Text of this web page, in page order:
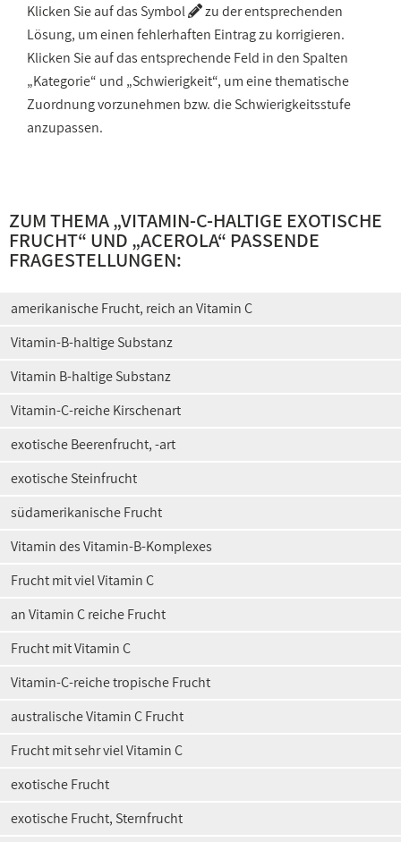
Klicken Sie auf das Symbol
zu der entsprechenden
Lösung, um einen fehlerhaften Eintrag zu korrigieren.
Klicken Sie auf das entsprechende Feld in den Spalten
„Kategorie“ und „Schwierigkeit“, um eine thematische
Zuordnung vorzunehmen bzw. die Schwierigkeitsstufe
anzupassen.
ZUM THEMA „VITAMIN-C-HALTIGE EXOTISCHE
FRUCHT“ UND „ACEROLA“ PASSENDE
FRAGESTELLUNGEN:
amerikanische Frucht, reich an Vitamin C
Vitamin-B-haltige Substanz
Vitamin B-haltige Substanz
Vitamin-C-reiche Kirschenart
exotische Beerenfrucht, -art
exotische Steinfrucht
südamerikanische Frucht
Vitamin des Vitamin-B-Komplexes
Frucht mit viel Vitamin C
an Vitamin C reiche Frucht
Frucht mit Vitamin C
Vitamin-C-reiche tropische Frucht
australische Vitamin C Frucht
Frucht mit sehr viel Vitamin C
exotische Frucht
exotische Frucht, Sternfrucht